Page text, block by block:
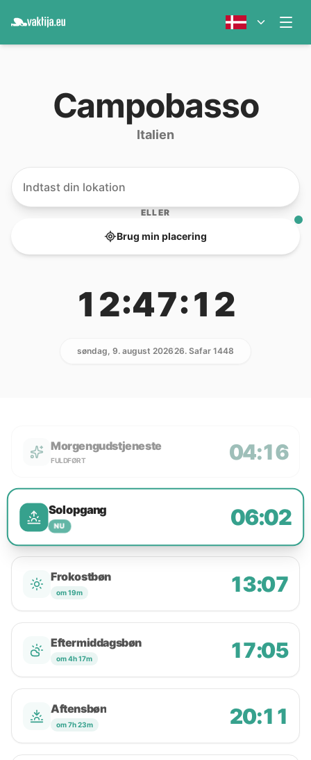
Campobasso
Italien
ELLER
Brug min placering
12:47:12
søndag, 9. august 202626. Safar 1448
Morgengudstjeneste
FULDFØRT 04:16
Solopgang
NU 06:02
Frokostbøn
om 19m 13:07
Eftermiddagsbøn
om 4h 17m 17:05
Aftensbøn
om 7h 23m 20:11